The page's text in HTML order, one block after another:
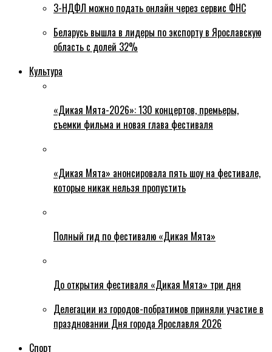
3-НДФЛ можно подать онлайн через сервис ФНС
Беларусь вышла в лидеры по экспорту в Ярославскую
область с долей 32%
Культура
«Дикая Мята-2026»: 130 концертов, премьеры,
съемки фильма и новая глава фестиваля
«Дикая Мята» анонсировала пять шоу на фестивале,
которые никак нельзя пропустить
Полный гид по фестивалю «Дикая Мята»
До открытия фестиваля «Дикая Мята» три дня
Делегации из городов-побратимов приняли участие в
праздновании Дня города Ярославля 2026
Спорт